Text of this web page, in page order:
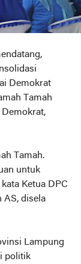
Demokrat
Tamah
Demokrat,
Tamah.
untuk
Ketua DPC
AS, disela
Lampung
politik